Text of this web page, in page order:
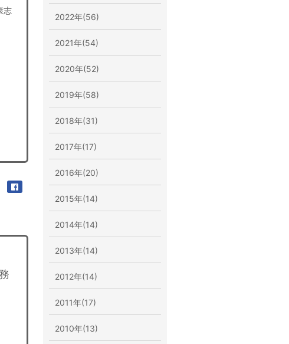
志
2022年(56)
2021年(54)
2020年(52)
2019年(58)
2018年(31)
2017年(17)
2016年(20)
2015年(14)
2014年(14)
2013年(14)
2012年(14)
2011年(17)
2010年(13)